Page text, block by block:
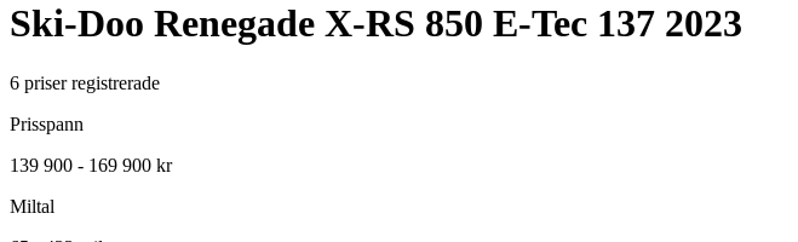
Ski-Doo Renegade X-RS 850 E-Tec 137 2023
6 priser registrerade
Prisspann
139 900 - 169 900 kr
Miltal